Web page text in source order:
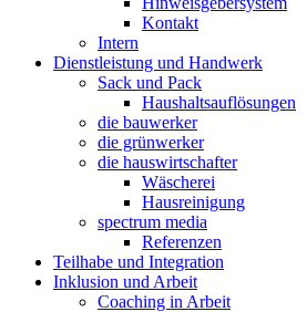
Kontakt
Intern
Dienstleistung und Handwerk
Sack und Pack
Haushaltsauflösungen
die bauwerker
die grünwerker
die hauswirtschafter
Wäscherei
Hausreinigung
spectrum media
Referenzen
Teilhabe und Integration
Inklusion und Arbeit
Coaching in Arbeit